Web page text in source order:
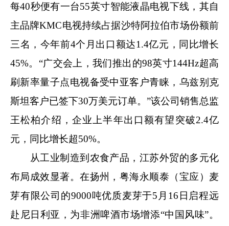
每40秒便有一台55英寸智能液晶电视下线，其自
主品牌KMC电视持续占据沙特阿拉伯市场份额前
三名，今年前4个月出口额达1.4亿元，同比增长
45%。“广交会上，我们推出的98英寸144Hz超高
刷新率量子点电视备受中亚客户青睐，乌兹别克
斯坦客户已签下30万美元订单。”该公司销售总监
王松柏介绍，企业上半年出口额有望突破2.4亿
元，同比增长超50%。
从工业制造到农食产品，江苏外贸的多元化
布局成效显著。在扬州，粤海永顺泰（宝应）麦
芽有限公司的9000吨优质麦芽于5月16日启程远
赴尼日利亚，为非洲啤酒市场增添“中国风味”。